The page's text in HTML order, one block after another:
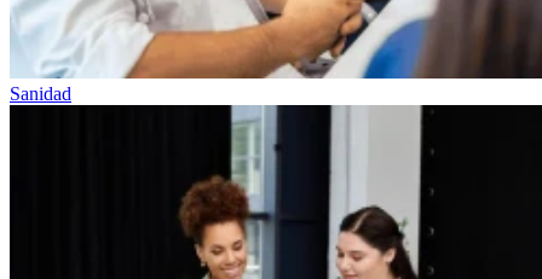
Sanidad